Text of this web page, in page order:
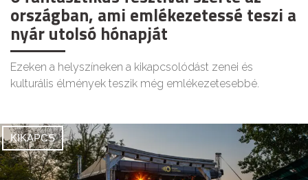
országban, ami emlékezetessé teszi a
nyár utolsó hónapját
Ezeken a helyszíneken a kikapcsolódást zenei és
kulturális élmények teszik még emlékezetesebbé.
KIKAPCS